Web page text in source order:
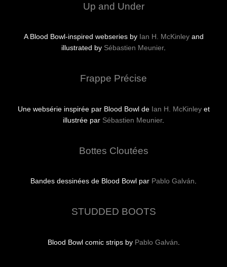
Up and Under
A Blood Bowl-inspired webseries by Ian H. McKinleyand
illustrated by Sébastien Meunier.
Frappe Précise
Une websérie inspirée par Blood Bowl de Ian H. McKinleyet
illustrée par Sébastien Meunier.
Bottes Cloutées
Bandes dessinées de Blood Bowl par Pablo Galván.
STUDDED BOOTS
Blood Bowl comic strips by Pablo Galván